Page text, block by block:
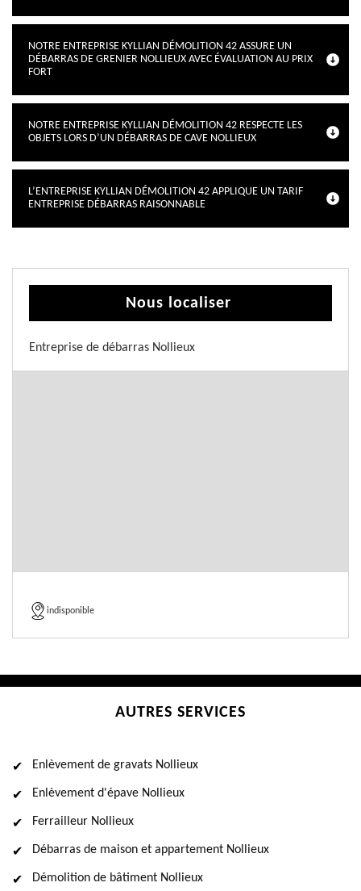
NOTRE ENTREPRISE KYLLIAN DÉMOLITION 42 ASSURE UN
DÉBARRAS DE GRENIER NOLLIEUX AVEC ÉVALUATION AU PRIX
FORT
NOTRE ENTREPRISE KYLLIAN DÉMOLITION 42 RESPECTE LES
OBJETS LORS D’UN DÉBARRAS DE CAVE NOLLIEUX
L’ENTREPRISE KYLLIAN DÉMOLITION 42 APPLIQUE UN TARIF
ENTREPRISE DÉBARRAS RAISONNABLE
Nous localiser
Entreprise de débarras Nollieux
indisponible
AUTRES SERVICES
Enlèvement de gravats Nollieux
Enlèvement d'épave Nollieux
Ferrailleur Nollieux
Débarras de maison et appartement Nollieux
Démolition de bâtiment Nollieux